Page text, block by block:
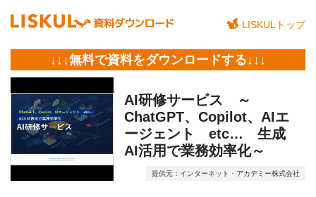
LISKULトップ
↓↓↓無料で資料をダウンロードする↓↓↓
AI研修サービス ～
ChatGPT、Copilot、AIエ
ージェント etc… 生成
AI活用で業務効率化～
提供元：インターネット・アカデミー株式会社